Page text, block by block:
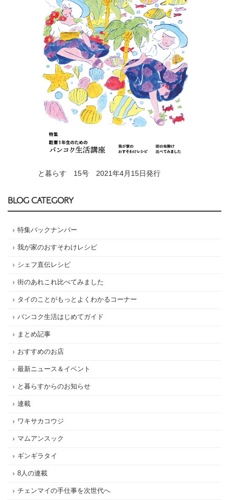
と暮らす 15号 2021年4月15日発行
BLOG CATEGORY
特集バックナンバー
我が家のおすそわけレシピ
シェフ直伝レシピ
街のあれこれ比べてみました
タイのことがもっとよくわかるコーナー
バンコク生活はじめてガイド
まとめ記事
おすすめのお店
最新ニュース＆イベント
と暮らすからのお知らせ
連載
ワキサカコウジ
マムアンスック
ギンギラタイ
8人の連載
チェンマイの手仕事を次世代へ